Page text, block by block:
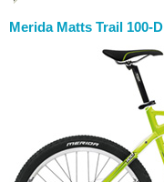
Merida Matts Trail 100-D